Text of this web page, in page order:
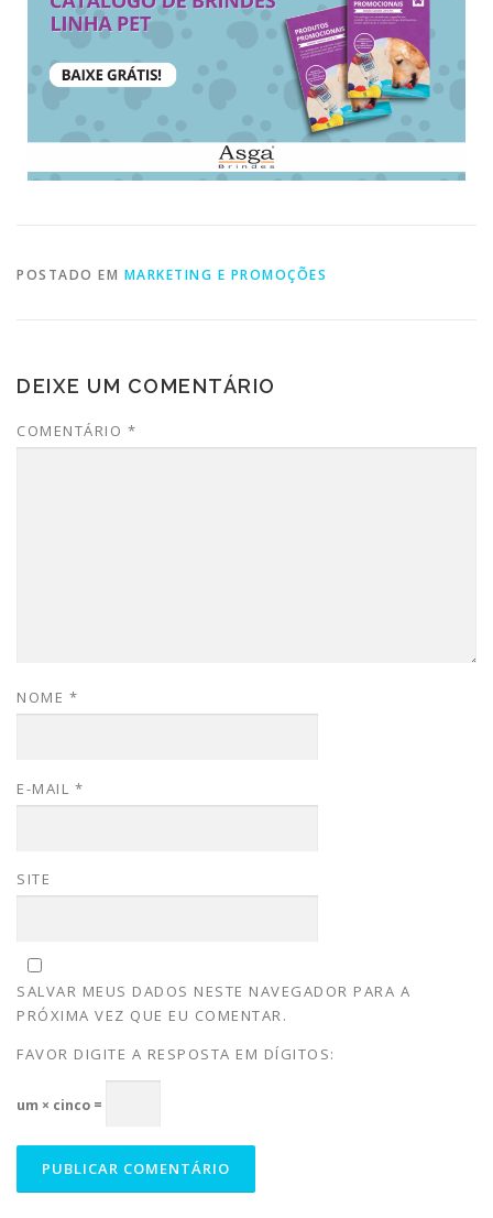
POSTADO EM MARKETING E PROMOÇÕES
DEIXE UM COMENTÁRIO
COMENTÁRIO *
NOME *
E-MAIL *
SITE
SALVAR MEUS DADOS NESTE NAVEGADOR PARA A
PRÓXIMA VEZ QUE EU COMENTAR.
FAVOR DIGITE A RESPOSTA EM DÍGITOS:
um × cinco =